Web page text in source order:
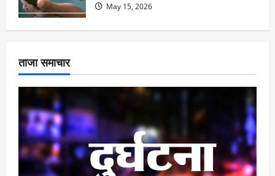
May 15, 2026
ताजा समाचार